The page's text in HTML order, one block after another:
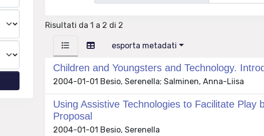
Risultati da 1 a 2 di 2
esporta metadati
Children and Youngsters and Technology.
2004-01-01 Besio, Serenella; Salminen, Anna-Liisa
Using Assistive Technologies to Facilitate
Proposal
2004-01-01 Besio, Serenella